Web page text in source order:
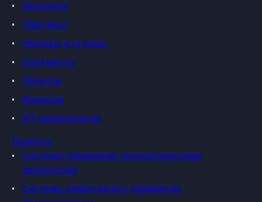
Заказчики
Партнеры
Награды и отзывы
Документы
Патенты
Вакансии
ИТ-аккредитация
Проекты
Системы управления технологическими
процессами
Системы оперативного управления